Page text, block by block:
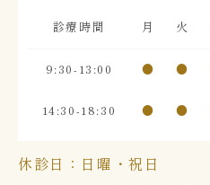
診療時間 月 火
9:30-13:00 ● ●
14:30-18:30 ● ●
休診日：日曜・祝日